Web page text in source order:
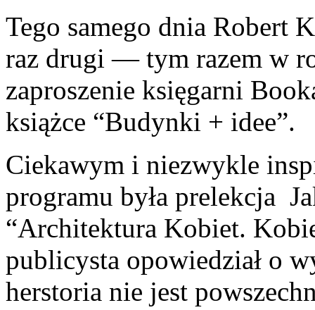
Tego samego dnia Robert
raz drugi — tym razem w
zaproszenie księgarni
książce “Budynki + idee”.
Ciekawym i niezwykle
programu była prelekcja
“Architektura Kobiet.
publicysta opowiedział o
herstoria nie jest